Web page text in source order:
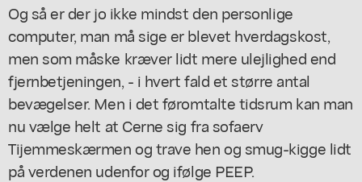
Og så er der jo ikke mindst den personlige
computer, man må sige er blevet hverdagskost,
men som måske kræver lidt mere ulejlighed end
fjernbetjeningen, - i hvert fald et større antal
bevægelser. Men i det føromtalte tidsrum kan man
nu vælge helt at Cerne sig fra sofaerv
Tijemmeskærmen og trave hen og smug-kigge lidt
på verdenen udenfor og ifølge PEEP.